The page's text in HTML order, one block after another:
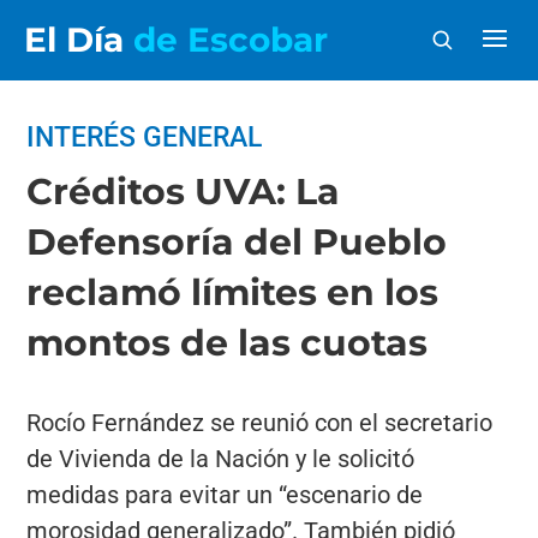
El Día de Escobar
INTERÉS GENERAL
Créditos UVA: La
Defensoría del Pueblo
reclamó límites en los
montos de las cuotas
Rocío Fernández se reunió con el secretario
de Vivienda de la Nación y le solicitó
medidas para evitar un “escenario de
morosidad generalizado”. También pidió